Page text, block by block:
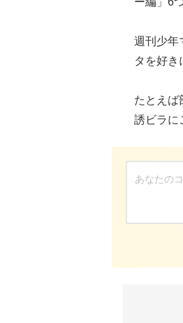
週刊少年
タを好き
たとえば
誘ビラに